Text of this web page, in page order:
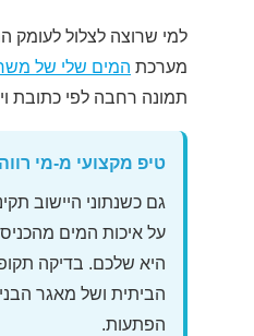
למי שרוצה לצלול לעומק
מערכת המים שלי של
תמונה רחבה לפי כתובת
טיפ מקצועי מ-מי
גם כשנתוני היישוב
על איכות המים
היא שלכם. בדיקה
הביתית ושל מאגר
הפתעות.